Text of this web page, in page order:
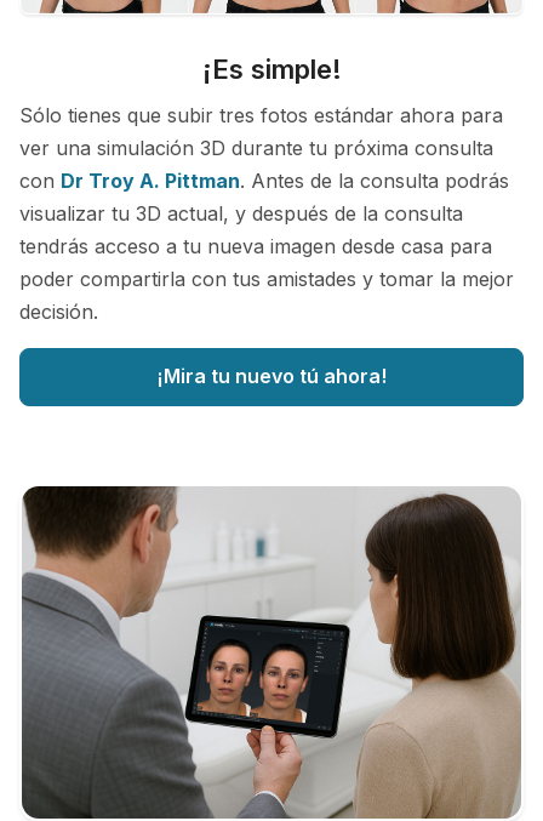
¡Es simple!
Sólo tienes que subir tres fotos estándar ahora para
ver una simulación 3D durante tu próxima consulta
con Dr Troy A. Pittman. Antes de la consulta podrás
visualizar tu 3D actual, y después de la consulta
tendrás acceso a tu nueva imagen desde casa para
poder compartirla con tus amistades y tomar la mejor
decisión.
¡Mira tu nuevo tú ahora!